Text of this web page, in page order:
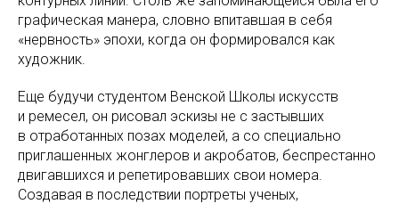
графическая манера, словно впитавшая в себя
«нервность» эпохи, когда он формировался как
художник.
Еще будучи студентом Венской Школы искусств
и ремесел, он рисовал эскизы не с застывших
в отработанных позах моделей, а со специально
приглашенных жонглеров и акробатов, беспрестанно
двигавшихся и репетировавших свои номера.
Создавая в последствии портреты ученых,